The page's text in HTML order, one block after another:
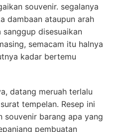
souvenir. segalanya
dambaan ataupun arah
sanggup disesuaikan
semacam itu halnya
kadar bertemu
datang meruah terlalu
tempelan. Resep ini
souvenir barang apa yang
pembuatan